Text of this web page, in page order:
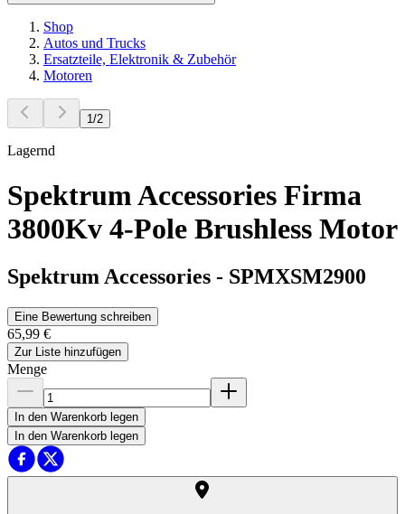
Shop
Autos und Trucks
Ersatzteile, Elektronik & Zubehör
Motoren
1/2
Lagernd
Spektrum Accessories Firma
3800Kv 4-Pole Brushless Motor
Spektrum Accessories - SPMXSM2900
Eine Bewertung schreiben
65,99 €
Zur Liste hinzufügen
Menge
In den Warenkorb legen
In den Warenkorb legen